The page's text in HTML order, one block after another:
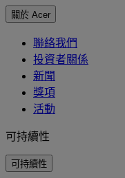
關於 Acer
聯絡我們
投資者關係
新聞
獎項
活動
可持續性
可持續性